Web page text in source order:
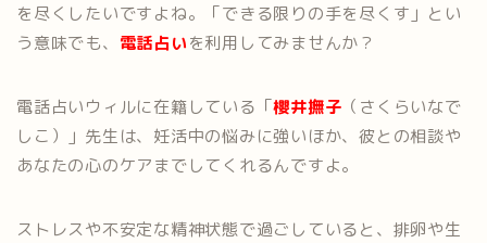
を尽くしたいですよね。「できる限りの手を尽くす」とい
う意味でも、 電話占いを利用してみませんか？
電話占いウィルに在籍している「櫻井撫子 （さくらいなで
しこ）」先生は、妊活中の悩みに強いほか、彼との相談や
あなたの心のケアまでしてくれるんですよ。
ストレスや不安定な精神状態で過ごしていると、排卵や生